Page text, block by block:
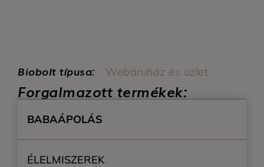
Biobolt típusa: Webáruház és üzlet
Forgalmazott termékek:
BABAÁPOLÁS
ÉLELMISZEREK